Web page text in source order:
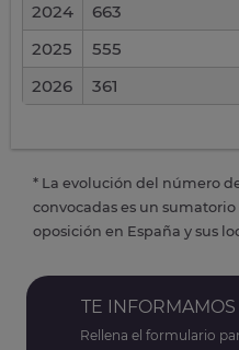
2024
663
2025
555
2026
361
* La evolución del número
convocadas es un
oposición en España y sus
TE INFORMAMOS
Rellena el formulario